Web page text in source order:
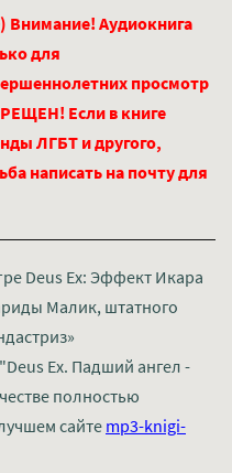
Внимание! Аудиокнига
для
просмотр
Если в книге
ЛГБТ и другого,
написать на почту для
Deus Ex: Эффект Икара
Малик, штатного
Ex. Падший ангел -
полностью
сайте mp3-knigi-